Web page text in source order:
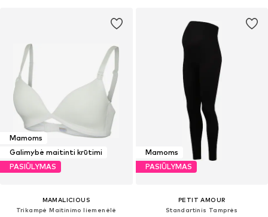
Mamoms
Galimybė maitinti krūtimi
PASIŪLYMAS
MAMALICIOUS
Trikampė Maitinimo liemenėlė
Mamoms
PASIŪLYMAS
PETIT AMOUR
Standartinis Tamprės